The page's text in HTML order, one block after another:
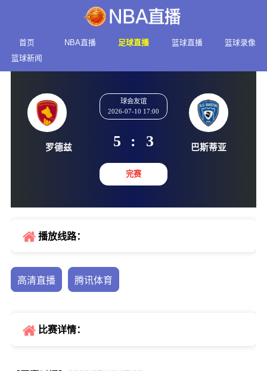
首页 NBA直播 足球直播 篮球直播
篮球录像
篮球新闻
2026-07-10 17:00
5 :
播放线路：
高清直播 腾讯体育
比赛详情：